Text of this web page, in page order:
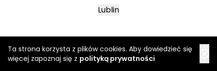
Ta strona korzysta z plików cookies. Aby dowiedzieć się
więcej zapoznaj się z polityką prywatności
Lublin
Mielec
Leszno